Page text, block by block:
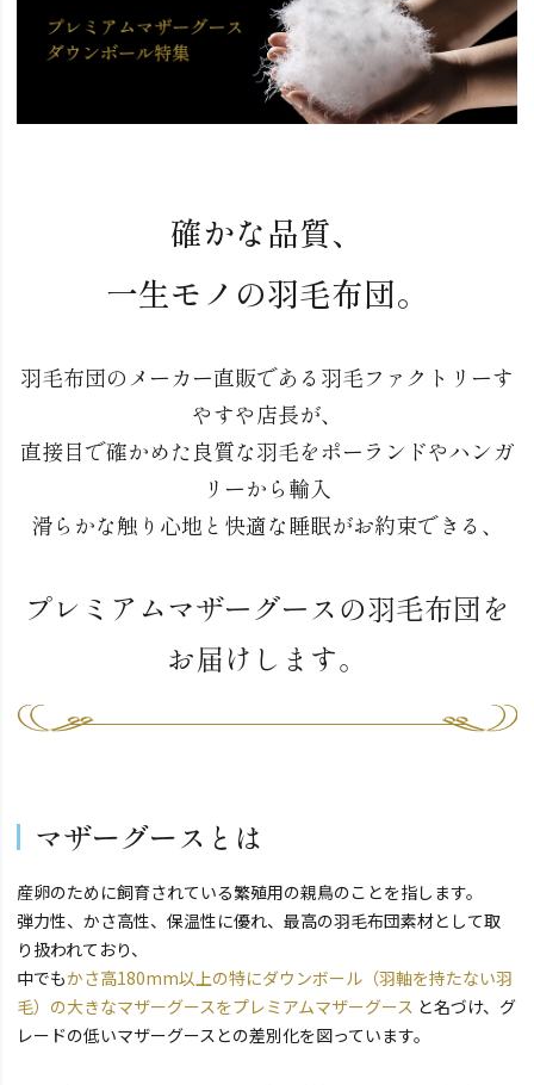
確かな品質、
一生モノの羽毛布団。
羽毛布団のメーカー直販である羽毛ファクトリーす
やすや店長が、
直接目で確かめた良質な羽毛をポーランドやハンガ
リーから輸入
滑らかな触り心地と快適な睡眠がお約束できる、
プレミアムマザーグースの羽毛布団を
お届けします。
マザーグースとは
産卵のために飼育されている繁殖用の親鳥のことを指します。
弾力性、かさ高性、保温性に優れ、最高の羽毛布団素材として取
り扱われており、
中でもかさ高180mm以上の特にダウンボール（羽軸を持たない羽
毛）の大きなマザーグースをプレミアムマザーグース と名づけ、グ
レードの低いマザーグースとの差別化を図っています。